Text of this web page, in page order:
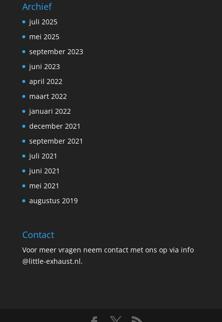
Archief
juli 2025
mei 2025
september 2023
juni 2023
april 2022
maart 2022
januari 2022
december 2021
september 2021
juli 2021
juni 2021
mei 2021
augustus 2019
Contact
Voor meer vragen neem contact met ons op via info
@little-exhaust.nl.